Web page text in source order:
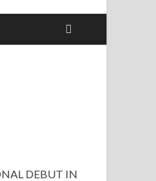
DEBUT IN